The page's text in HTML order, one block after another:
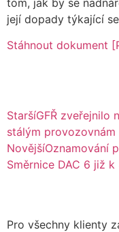
tom, jak by se
její dopady týkající
Stáhnout dokument
StaršíGFŘ zveřejnilo
stálým provozovnám
NovějšíOznamování
Směrnice DAC 6 již
Pro všechny klienty